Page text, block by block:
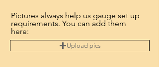
Pictures always help us gauge set up
requirements. You can add them
here:
Upload pics